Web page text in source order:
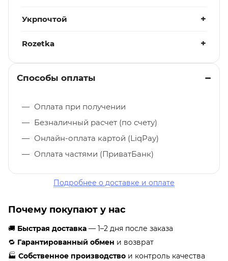
Укрпочтой
Rozetka
Способы оплаты
Оплата при получении
Безналичный расчет (по счету)
Онлайн-оплата картой (LiqPay)
Оплата частями (ПриватБанк)
Подробнее о доставке и оплате
Почему покупают у нас
🚚 Быстрая доставка — 1–2 дня после заказа
🔁 Гарантированный обмен и возврат
🏭 Собственное производство и контроль качества